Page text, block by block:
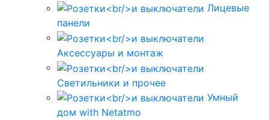
Лицевые
панели
Аксессуары и монтаж
Светильники и прочее
Умный
дом with Netatmo